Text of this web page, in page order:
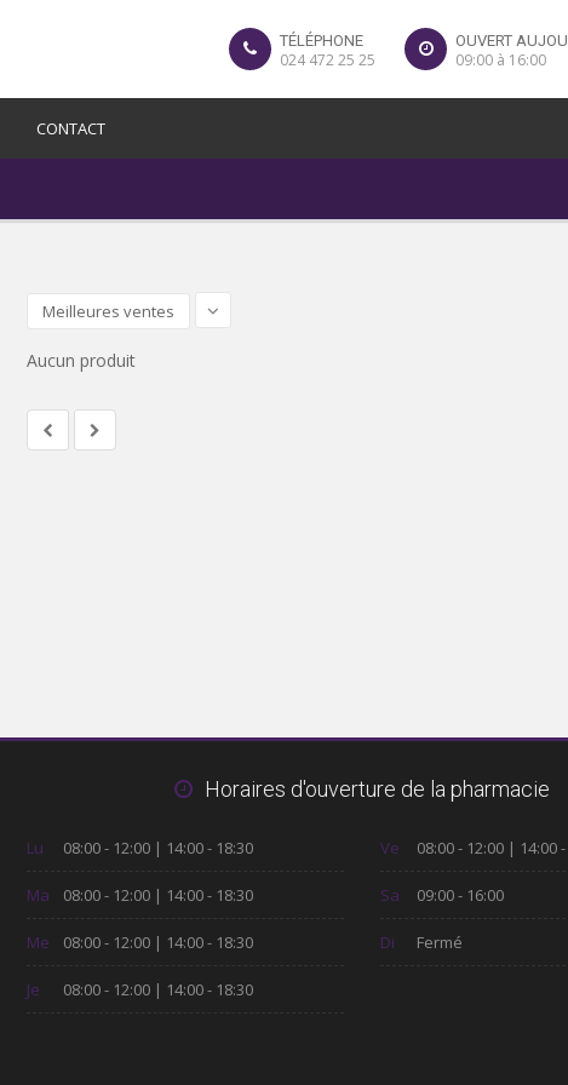
TÉLÉPHONE
024 472 25 25
OUVERT
09:00 à 16:00
CONTACT
Meilleures ventes
Aucun produit
Horaires d'ouverture de la pharmacie
Lu 08:00 - 12:00 | 14:00 - 18:30
Ma 08:00 - 12:00 | 14:00 - 18:30
Me 08:00 - 12:00 | 14:00 - 18:30
Je 08:00 - 12:00 | 14:00 - 18:30
Ve 08:00 - 12:00 | 14:00
Sa 09:00 - 16:00
Di Fermé